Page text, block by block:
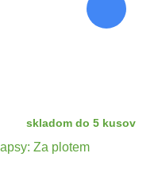
skladom do 5 kusov